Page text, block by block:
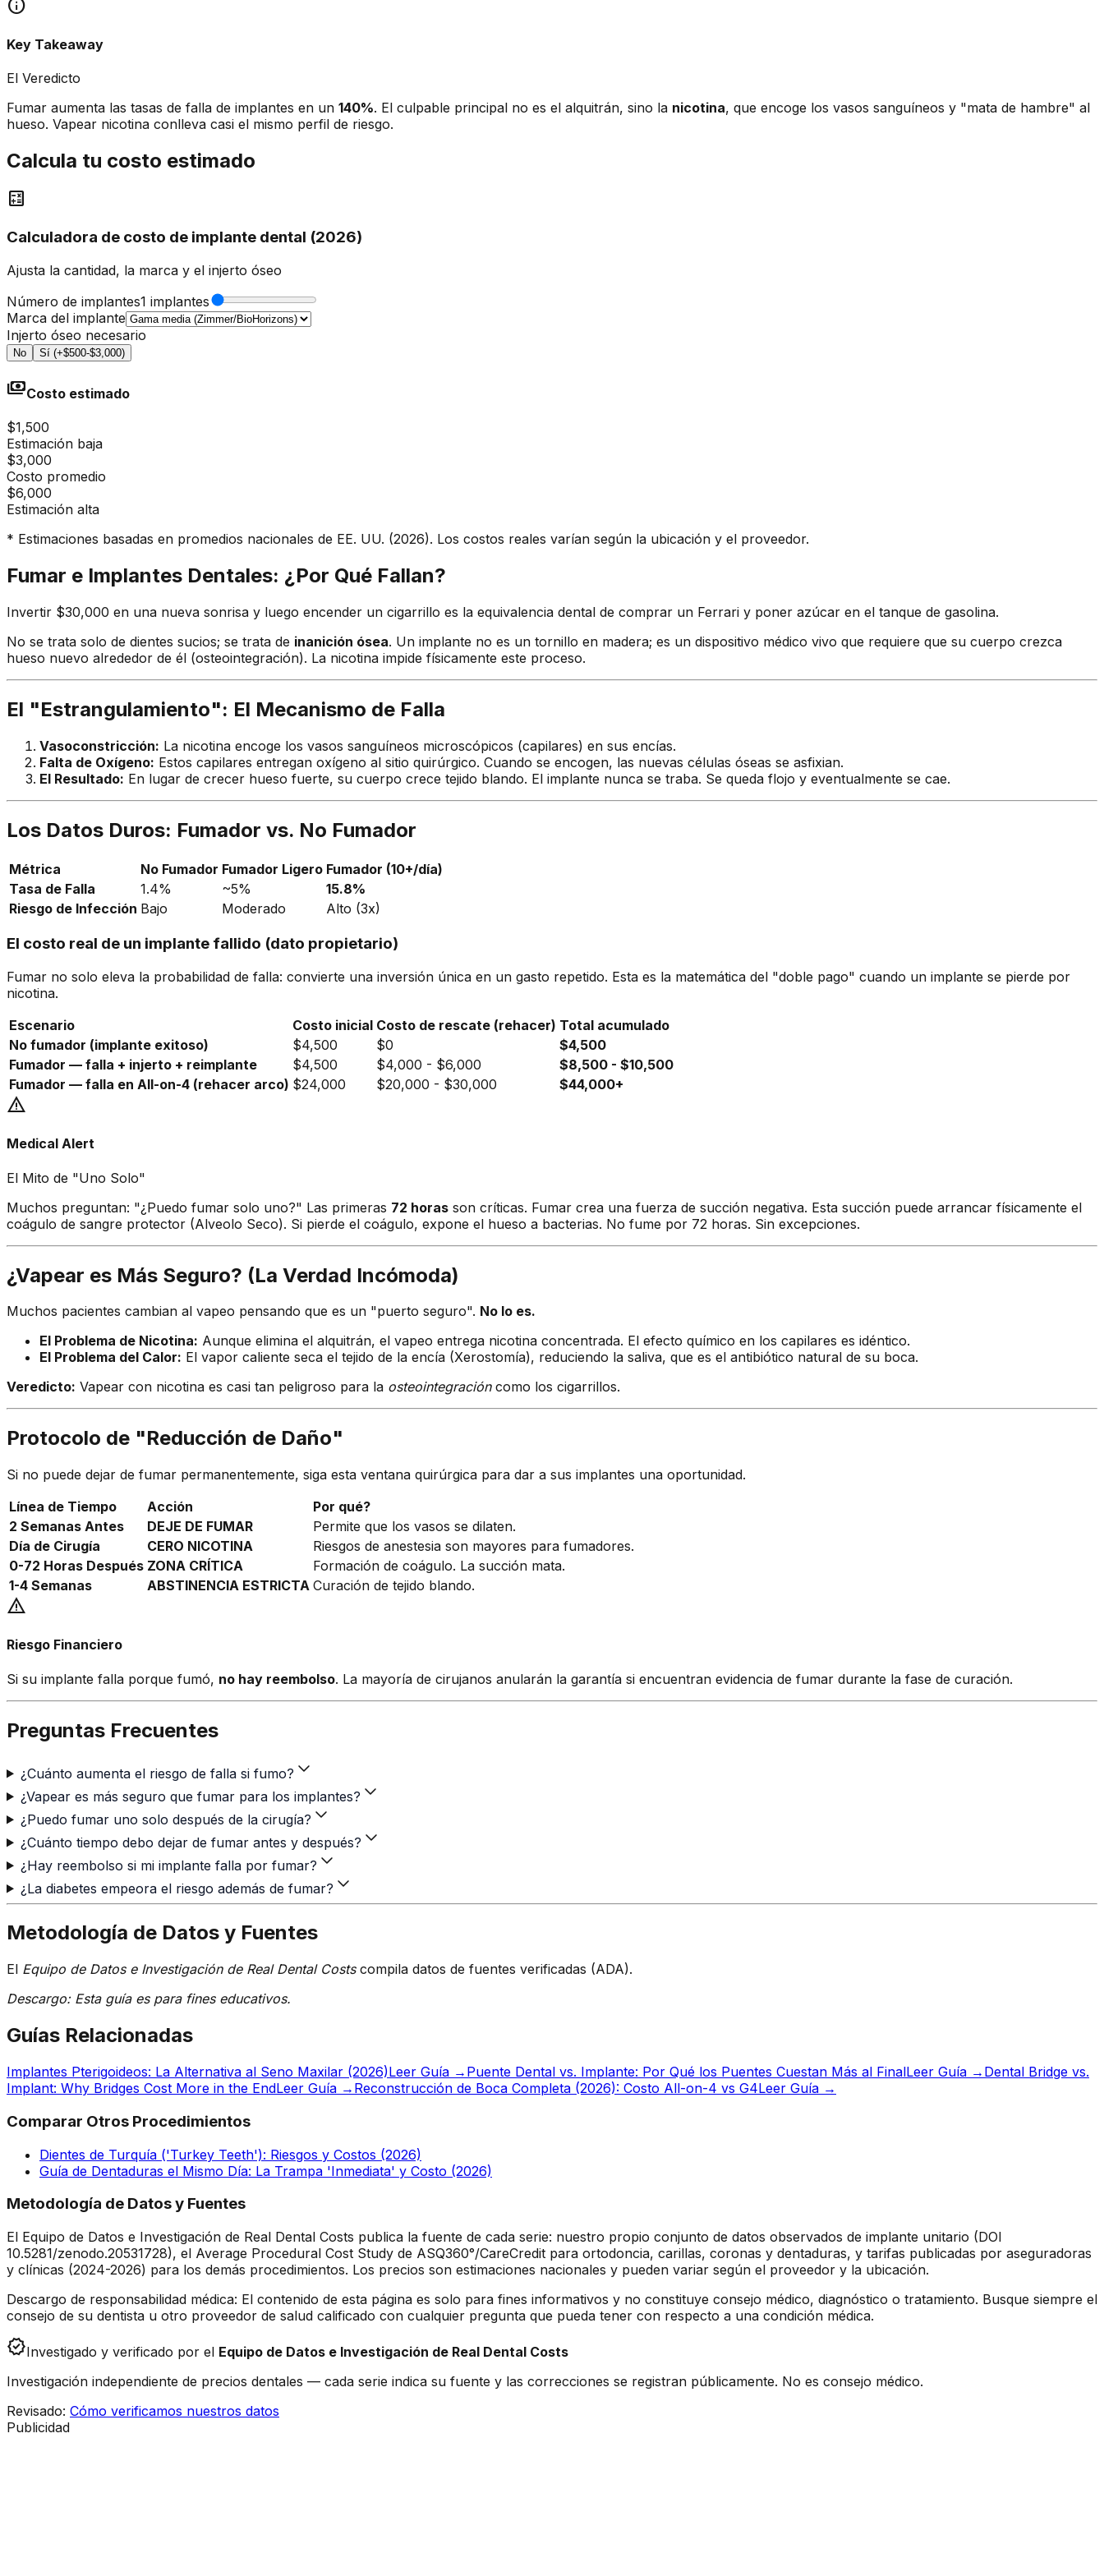
info
Key Takeaway
El Veredicto
Fumar aumenta las tasas de falla de implantes en un 140%. El culpable principal no es el alquitrán, sino la nicotina, que encoge los vasos sanguíneos y "mata de hambre" al
hueso. Vapear nicotina conlleva casi el mismo perfil de riesgo.
Calcula tu costo estimado
calculate
Calculadora de costo de implante dental (2026)
Ajusta la cantidad, la marca y el injerto óseo
Número de implantes1 implantes
Marca del implante
Injerto óseo necesario
No Sí (+$500-$3,000)
paymentsCosto estimado
$1,500
Estimación baja
$3,000
Costo promedio
$6,000
Estimación alta
* Estimaciones basadas en promedios nacionales de EE. UU. (2026). Los costos reales varían según la ubicación y el proveedor.
Fumar e Implantes Dentales: ¿Por Qué Fallan?
Invertir $30,000 en una nueva sonrisa y luego encender un cigarrillo es la equivalencia dental de comprar un Ferrari y poner azúcar en el tanque de gasolina.
No se trata solo de dientes sucios; se trata de inanición ósea. Un implante no es un tornillo en madera; es un dispositivo médico vivo que requiere que su cuerpo crezca
hueso nuevo alrededor de él (osteointegración). La nicotina impide físicamente este proceso.
El "Estrangulamiento": El Mecanismo de Falla
Vasoconstricción: La nicotina encoge los vasos sanguíneos microscópicos (capilares) en sus encías.
Falta de Oxígeno: Estos capilares entregan oxígeno al sitio quirúrgico. Cuando se encogen, las nuevas células óseas se asfixian.
El Resultado: En lugar de crecer hueso fuerte, su cuerpo crece tejido blando. El implante nunca se traba. Se queda flojo y eventualmente se cae.
Los Datos Duros: Fumador vs. No Fumador
Métrica No Fumador Fumador Ligero Fumador (10+/día)
Tasa de Falla
1.4% ~5%
15.8%
Riesgo de Infección Bajo Moderado Alto (3x)
El costo real de un implante fallido (dato propietario)
Fumar no solo eleva la probabilidad de falla: convierte una inversión única en un gasto repetido. Esta es la matemática del "doble pago" cuando un implante se pierde por
nicotina.
Escenario
Costo inicial Costo de rescate (rehacer) Total acumulado
No fumador (implante exitoso)
$4,500 $0
$4,500
Fumador — falla + injerto + reimplante
$4,500 $4,000 - $6,000
$8,500 - $10,500
Fumador — falla en All-on-4 (rehacer arco) $24,000 $20,000 - $30,000 $44,000+
warning
Medical Alert
El Mito de "Uno Solo"
Muchos preguntan: "¿Puedo fumar solo uno?" Las primeras 72 horas son críticas. Fumar crea una fuerza de succión negativa. Esta succión puede arrancar físicamente el
coágulo de sangre protector (Alveolo Seco). Si pierde el coágulo, expone el hueso a bacterias. No fume por 72 horas. Sin excepciones.
¿Vapear es Más Seguro? (La Verdad Incómoda)
Muchos pacientes cambian al vapeo pensando que es un "puerto seguro". No lo es.
El Problema de Nicotina: Aunque elimina el alquitrán, el vapeo entrega nicotina concentrada. El efecto químico en los capilares es idéntico.
El Problema del Calor: El vapor caliente seca el tejido de la encía (Xerostomía), reduciendo la saliva, que es el antibiótico natural de su boca.
Veredicto: Vapear con nicotina es casi tan peligroso para la osteointegracióncomo los cigarrillos.
Protocolo de "Reducción de Daño"
Si no puede dejar de fumar permanentemente, siga esta ventana quirúrgica para dar a sus implantes una oportunidad.
Línea de Tiempo
Acción
Por qué?
2 Semanas Antes
DEJE DE FUMAR
Permite que los vasos se dilaten.
Día de Cirugía
CERO NICOTINA
Riesgos de anestesia son mayores para fumadores.
0-72 Horas Después ZONA CRÍTICA
Formación de coágulo. La succión mata.
1-4 Semanas
ABSTINENCIA ESTRICTA Curación de tejido blando.
warning
Riesgo Financiero
Si su implante falla porque fumó, no hay reembolso. La mayoría de cirujanos anularán la garantía si encuentran evidencia de fumar durante la fase de curación.
Preguntas Frecuentes
¿Cuánto aumenta el riesgo de falla si fumo?
¿Vapear es más seguro que fumar para los implantes?
¿Puedo fumar uno solo después de la cirugía?
¿Cuánto tiempo debo dejar de fumar antes y después?
¿Hay reembolso si mi implante falla por fumar?
¿La diabetes empeora el riesgo además de fumar?
Metodología de Datos y Fuentes
El Equipo de Datos e Investigación de Real Dental Costscompila datos de fuentes verificadas (ADA).
Descargo: Esta guía es para fines educativos.
Guías Relacionadas
Implantes Pterigoideos: La Alternativa al Seno Maxilar (2026)Leer Guía → Puente Dental vs. Implante: Por Qué los Puentes Cuestan Más al FinalLeer Guía → Dental Bridge vs.
Implant: Why Bridges Cost More in the EndLeer Guía → Reconstrucción de Boca Completa (2026): Costo All-on-4 vs G4Leer Guía →
Comparar Otros Procedimientos
Dientes de Turquía ('Turkey Teeth'): Riesgos y Costos (2026)
Guía de Dentaduras el Mismo Día: La Trampa 'Inmediata' y Costo (2026)
Metodología de Datos y Fuentes
El Equipo de Datos e Investigación de Real Dental Costs publica la fuente de cada serie: nuestro propio conjunto de datos observados de implante unitario (DOI
10.5281/zenodo.20531728), el Average Procedural Cost Study de ASQ360°/CareCredit para ortodoncia, carillas, coronas y dentaduras, y tarifas publicadas por aseguradoras
y clínicas (2024-2026) para los demás procedimientos. Los precios son estimaciones nacionales y pueden variar según el proveedor y la ubicación.
Descargo de responsabilidad médica: El contenido de esta página es solo para fines informativos y no constituye consejo médico, diagnóstico o tratamiento. Busque siempre el
consejo de su dentista u otro proveedor de salud calificado con cualquier pregunta que pueda tener con respecto a una condición médica.
verifiedInvestigado y verificado por el Equipo de Datos e Investigación de Real Dental Costs
Investigación independiente de precios dentales — cada serie indica su fuente y las correcciones se registran públicamente. No es consejo médico.
Revisado: Cómo verificamos nuestros datos
Publicidad